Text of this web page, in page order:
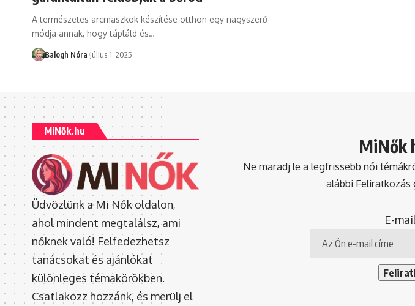
A természetes arcmaszkok készítése otthon egy nagyszerű
módja annak, hogy tápláld és…
Balogh Nóra július 1, 2025
MiNők.hu
Üdvözlünk a Mi Nők oldalon,
ahol mindent megtalálsz, ami
nőknek való! Felfedezhetsz
tanácsokat és ajánlókat
különleges témakörökben.
Csatlakozz hozzánk, és merülj el
MiNők
Ne maradj le a legfrissebb női
alábbi
E-